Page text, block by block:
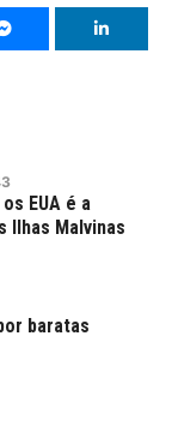
EUA é a
Ilhas Malvinas
baratas